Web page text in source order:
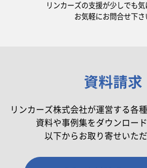
リンカーズの支援が少しでも
お気軽にお問合せ下さ
資料請求
リンカーズ株式会社が運営する各
資料や事例集をダウンロード
以下からお取り寄せいただ